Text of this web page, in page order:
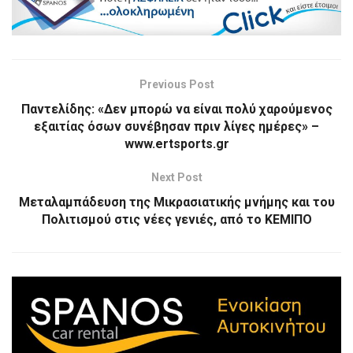
Previous Post
Παντελίδης: «Δεν μπορώ να είναι πολύ χαρούμενος
εξαιτίας όσων συνέβησαν πριν λίγες ημέρες» –
www.ertsports.gr
Next Post
Μεταλαμπάδευση της Μικρασιατικής μνήμης και του
Πολιτισμού στις νέες γενιές, από το ΚΕΜΙΠΟ